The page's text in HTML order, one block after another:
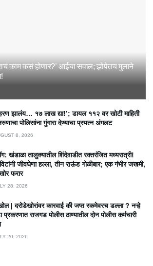
काम कसं होणार?’ आईचा सवाल; झोपेतच मुलाने
झालंय… १७ लाख द्या!’; डायल ११२ वर खोटी माहिती
पोलिसांना गुंगारा देण्याचा प्रयत्न अंगलट
8, 2026
खंडाळा तालुक्यातील शिंदेवाडीत रक्तरंजित मध्यरात्री!
जीवघेणा हल्ला, तीन राऊंड गोळीबार; एक गंभीर जखमी,
फरार
28, 2026
| दरोडेखोरांवर कारवाई की जप्त रकमेवरच डल्ला ? नऱ्हे
प्रकरणात राजगड पोलीस ठाण्यातील दोन पोलीस कर्मचारी
20, 2026